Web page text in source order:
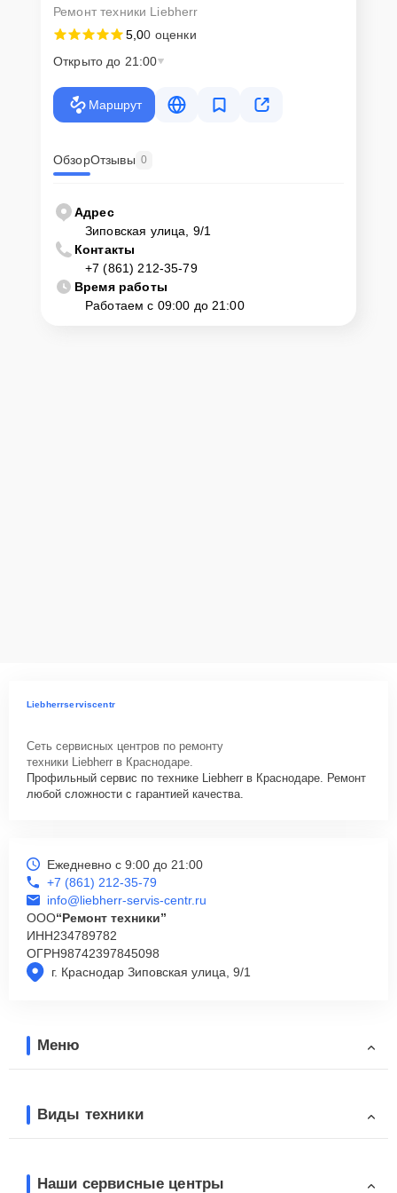
Ремонт техники Liebherr
5,00 оценки
Открыто до 21:00
Маршрут
ОбзорОтзывы 0
Адрес
Зиповская улица, 9/1
Контакты
+7 (861) 212-35-79
Время работы
Работаем с 09:00 до 21:00
Liebherrserviscentr
Сеть сервисных центров по ремонту
техники Liebherr в Краснодаре.
Профильный сервис по технике Liebherr в Краснодаре. Ремонт
любой сложности с гарантией качества.
г. Краснодар Зиповская улица, 9/1
Ежедневно с 9:00 до 21:00
+7 (861) 212-35-79
info@liebherr-servis-centr.ru
ООО“Ремонт техники”
ИНН234789782
ОГРН98742397845098
Меню
Виды техники
Наши сервисные центры